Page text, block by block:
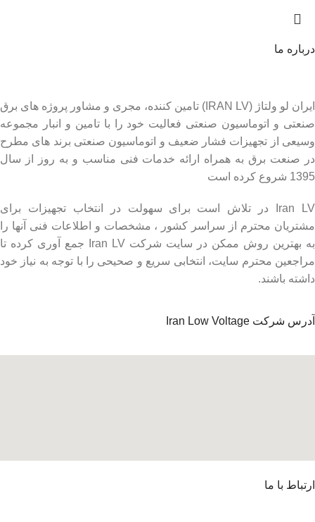
درباره ما
ایران لو ولتاژ (IRAN LV) تامین کننده، مجری و مشاور پروژه های برق
صنعتی و اتوماسیون صنعتی فعالیت خود را با تامین و انبار مجموعه
وسیعی از تجهیزات فشار ضعیف و اتوماسیون صنعتی برند های مطرح
در صنعت برق به همراه ارائه خدمات فنی مناسب و به روز از سال
1395 شروع کرده است
Iran LV در تلاش است برای سهولت در انتخاب تجهیزات برای
مشتریان محترم از سراسر کشور ، مشخصات و اطلاعات فنی آنها را
به بهترین روش ممکن در سایت شرکت Iran LV جمع آوری کرده تا
مراجعین محترم سایت، انتخابی سریع و صحیحی را با توجه به نیاز خود
داشته باشند.
آدرس شرکت Iran Low Voltage
ارتباط با ما